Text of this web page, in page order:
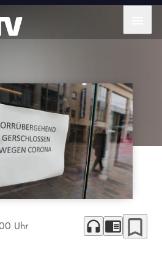
Uhr headphones chrome_reader_mode bookmark_border